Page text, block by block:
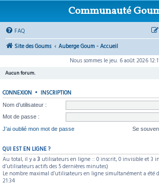
Communauté
FAQ
Site des Goums
Auberge Goum - Accueil
Nous sommes le jeu. 6 août 2026
Aucun forum.
CONNEXION • INSCRIPTION
Nom d’utilisateur :
Mot de passe :
J’ai oublié mon mot de passe
Se
QUI EST EN LIGNE ?
Au total, il y a 3 utilisateurs en ligne :: 0 inscrit, 0 invisible et 3
d’utilisateurs actifs des 5 dernières minutes)
Le nombre maximal d’utilisateurs en ligne simultanément a été
21:34